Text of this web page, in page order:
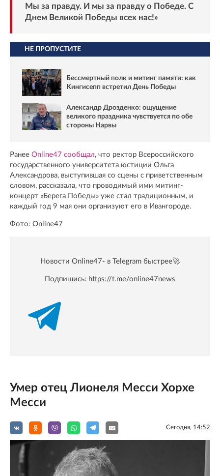
Мы за правду. И мы за правду о Победе. С
Днем Великой Победы всех нас!»
НЕ ПРОПУСТИТЕ
Бессмертный полк и митинг памяти: как
Кингисепп встретил День Победы
Александр Дрозденко: ощущение
великого праздника чувствуется по обе
стороны Нарвы
Ранее Online47 сообщал, что ректор Всероссийского
государственного университета юстиции Ольга
Александрова, выступившая со сцены с приветственным
словом, рассказала, что проводимый ими митинг-
концерт «Берега Победы» уже стал традиционным, и
каждый год 9 мая они организуют его в Ивангороде.
Фото: Online47
Новости Online47- в Telegram быстрее🚀
Подпишись: https://t.me/online47news
Умер отец Лионеля Месси Хорхе
Месси
Сегодня, 14:52